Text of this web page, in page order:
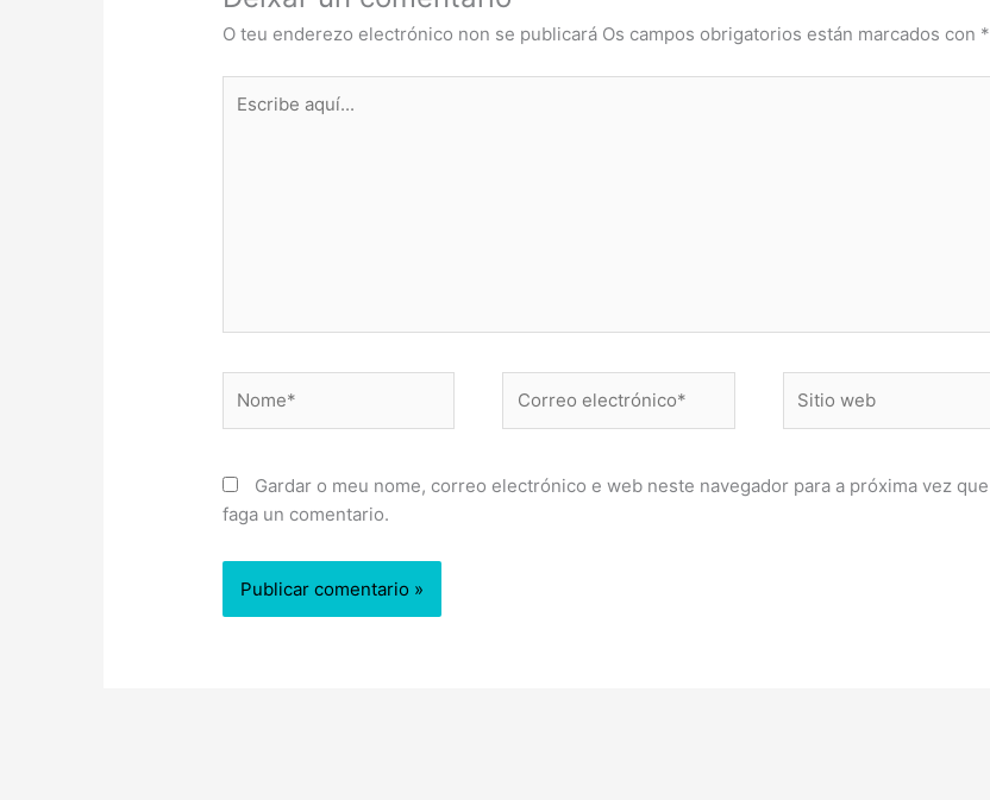
O teu enderezo electrónico non se publicará Os campos obrigatorios están marcados con *
aquí...
electrónico*
web
Gardar o meu nome, correo electrónico e web neste navegador para a próxima vez que
faga un comentario.